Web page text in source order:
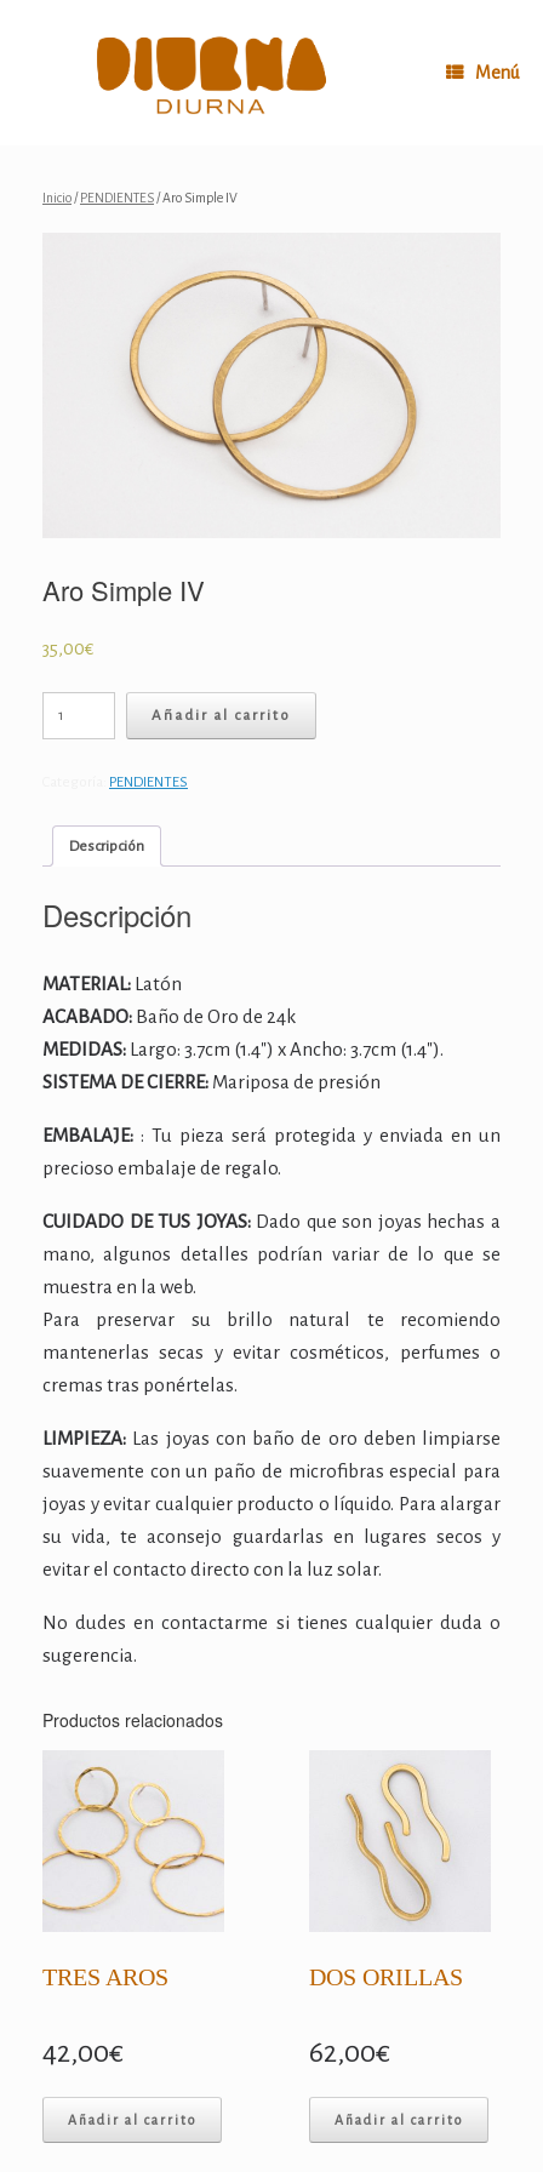
Menú
Inicio /PENDIENTES / Aro Simple IV
Aro Simple IV
35,00€
Añadir al carrito
PENDIENTES
Descripción
Descripción
MATERIAL: Latón
ACABADO: Baño de Oro de 24k
MEDIDAS: Largo: 3.7cm (1.4″) x Ancho: 3.7cm (1.4″).
SISTEMA DE CIERRE: Mariposa de presión
EMBALAJE: : Tu pieza será protegida y enviada en un
precioso embalaje de regalo.
CUIDADO DE TUS JOYAS:Dado que son joyas hechas a
mano, algunos detalles podrían variar de lo que se
muestra en la web.
Para preservar su brillo natural te recomiendo
mantenerlas secas y evitar cosméticos, perfumes o
cremas tras ponértelas.
LIMPIEZA: Las joyas con baño de oro deben limpiarse
suavemente con un paño de microfibras especial para
joyas y evitar cualquier producto o líquido. Para alargar
su vida, te aconsejo guardarlas en lugares secos y
evitar el contacto directo con la luz solar.
No dudes en contactarme si tienes cualquier duda o
sugerencia.
Productos relacionados
TRES AROS
42,00€
Añadir al carrito
DOS ORILLAS
62,00€
Añadir al carrito